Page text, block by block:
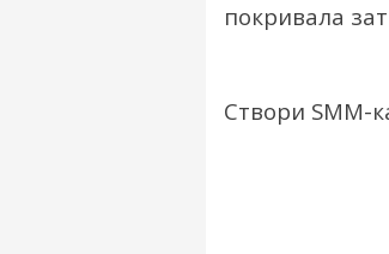
покривала
Створи SMM-